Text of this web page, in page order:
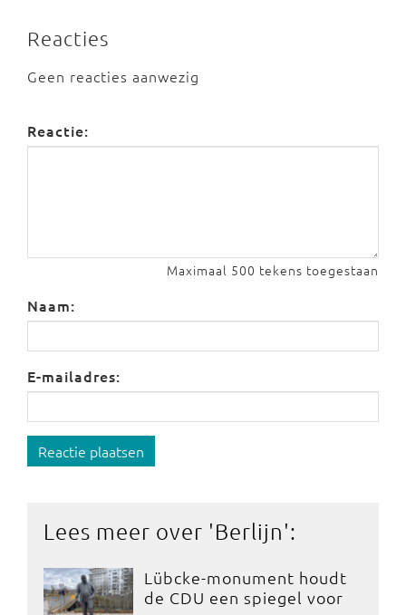
Reacties
Geen reacties aanwezig
Reactie:
Maximaal 500 tekens toegestaan
Naam:
E-mailadres:
Reactie plaatsen
Lees meer over 'Berlijn':
Lübcke-monument houdt
de CDU een spiegel voor